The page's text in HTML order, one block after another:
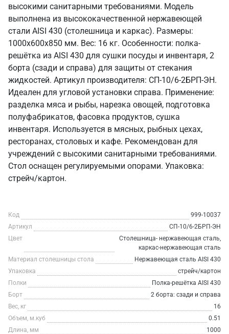
высокими санитарными требованиями. Модель
выполнена из высококачественной нержавеющей
стали AISI 430 (столешница и каркас). Размеры:
1000x600x850 мм. Вес: 16 кг. Особенности: полка-
решётка из AISI 430 для сушки посуды и инвентаря, 2
борта (сзади и справа) для защиты от стекания
жидкостей. Артикул производителя: СП-10/6-2БРП-ЭН.
Идеален для угловой установки справа. Применение:
разделка мяса и рыбы, нарезка овощей, подготовка
полуфабрикатов, фасовка продуктов, сушка
инвентаря. Используется в мясных, рыбных цехах,
ресторанах, столовых и кафе. Рекомендован для
учреждений с высокими санитарными требованиями.
Стол оснащен регулируемыми опорами. Упаковка:
стрейч/картон.
Код
999-10037
Артикул
СП-10/6-2БРП-ЭН
Цвет
Столешница- нержавеющая сталь,
каркас-нержавеющая сталь
Материал столешницы стола
Нержавеющая сталь AISI 430
Упаковка
стрейч/картон
Полки
Полка-решётка AISI 430
Борт
2 борта: сзади и справа
Вес, кг
16
Объем, м.куб
0.51
Длина, мм
1000